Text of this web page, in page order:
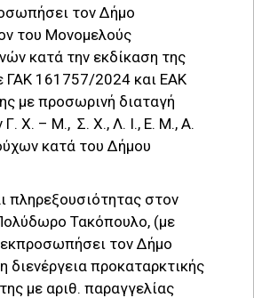
τον Δήμο
του Μονομελούς
κατά την εκδίκαση της
161757/2024 και ΕΑΚ
με προσωρινή διαταγή
Χ. – Μ., Σ. Χ., Λ. Ι., Ε. Μ., Α.
κατά του Δήμου
πληρεξουσιότητας στον
Τακόπουλο, (με
τον Δήμο
διενέργεια προκαταρκτικής
με αριθ. παραγγελίας